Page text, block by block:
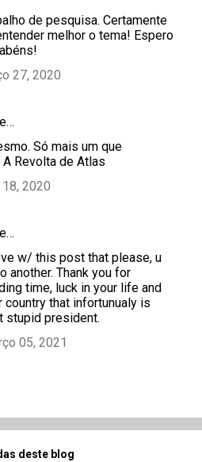
de pesquisa. Certamente
melhor o tema! Espero
27, 2020
Só mais um que
Revolta de Atlas
2020
w/ this post that please, u
another. Thank you for
time, luck in your life and
country that infortunualy is
stupid president.
05, 2021
deste blog